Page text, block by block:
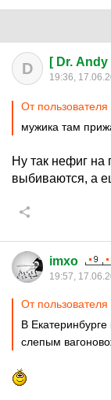
D [ Dr. Andy
19:36,
От пользователя
мужика там
Ну так нефиг на
выбиваются, а
imxo
19:57,
От пользователя
В
слепым